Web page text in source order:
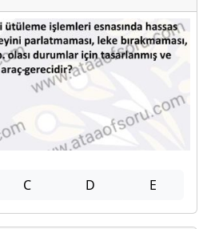
C D E